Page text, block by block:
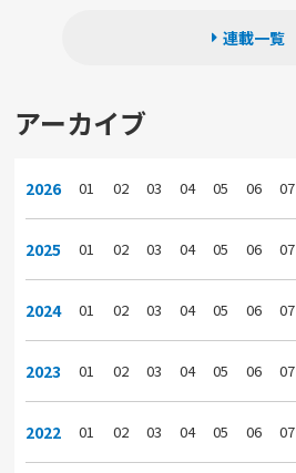
連載一覧
アーカイブ
2026 01 02 03 04 05 06 07
2025 01 02 03 04 05 06 07
2024 01 02 03 04 05 06 07
2023 01 02 03 04 05 06 07
2022 01 02 03 04 05 06 07